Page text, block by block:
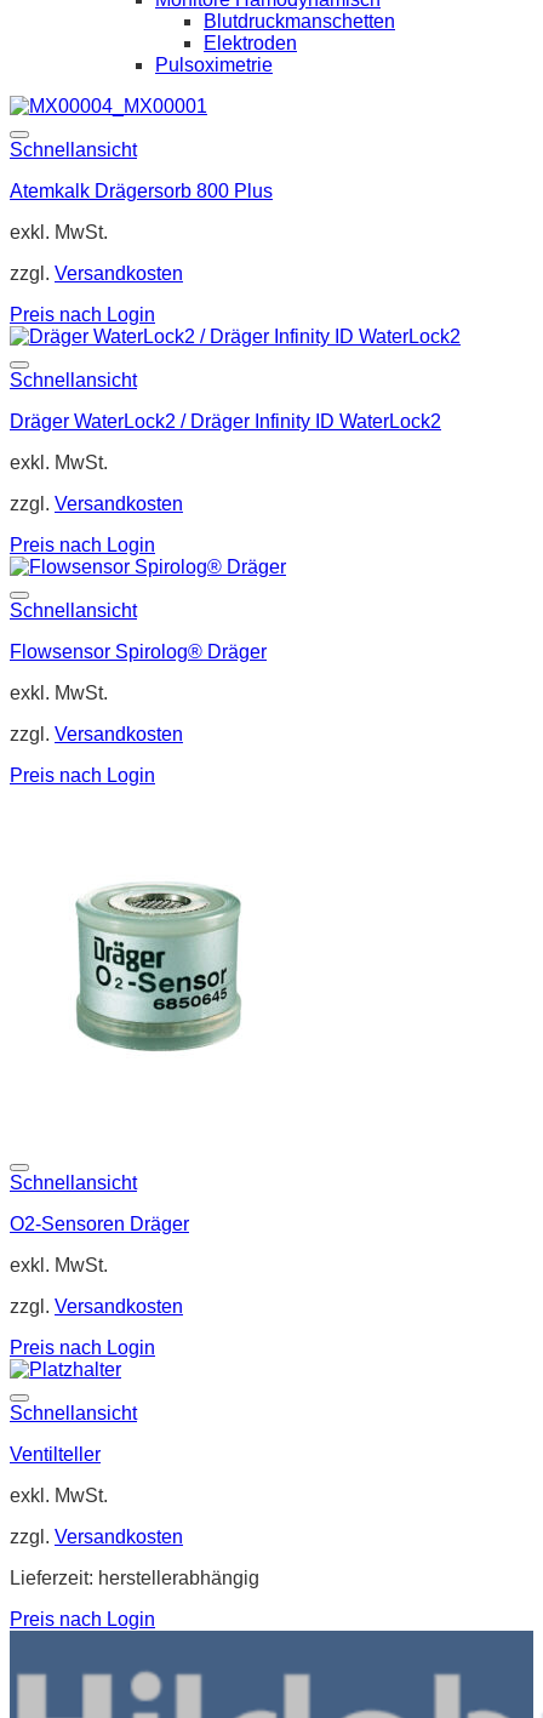
Blutdruckmanschetten
Elektroden
Pulsoximetrie
Schnellansicht
Atemkalk Drägersorb 800 Plus
exkl. MwSt.
zzgl. Versandkosten
Preis nach Login
Schnellansicht
Dräger WaterLock2 / Dräger Infinity ID WaterLock2
exkl. MwSt.
zzgl. Versandkosten
Preis nach Login
Schnellansicht
Flowsensor Spirolog® Dräger
exkl. MwSt.
zzgl. Versandkosten
Preis nach Login
Schnellansicht
O2-Sensoren Dräger
exkl. MwSt.
zzgl. Versandkosten
Preis nach Login
Schnellansicht
Ventilteller
exkl. MwSt.
zzgl. Versandkosten
Lieferzeit: herstellerabhängig
Preis nach Login